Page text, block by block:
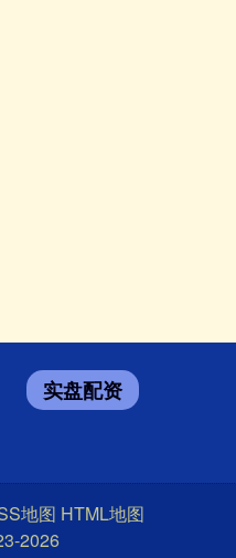
实盘配资
地图 HTML地图
2026